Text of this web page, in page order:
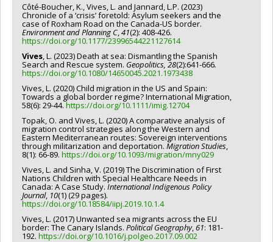
Côté-Boucher, K., Vives, L. and Jannard, L.P. (2023)
Chronicle of a ‘crisis’ foretold: Asylum seekers and the
case of Roxham Road on the Canada-US border.
Environment and Planning C,41(2): 408-426.
https://doi.org/10.1177/23996544221127614
Vives, L. (2023) Death at sea: Dismantling the Spanish
Search and Rescue system. Geopolitics, 28(2):641-666.
https://doi.org/10.1080/14650045.2021.1973438
Vives, L. (2020) Child migration in the US and Spain:
Towards a global border regime? International Migration,
58(6): 29-44.https://doi.org/10.1111/imig.12704
Topak, O. and Vives, L. (2020) A comparative analysis of
migration control strategies along the Western and
Eastern Mediterranean routes: Sovereign interventions
through militarization and deportation. Migration Studies,
8(1): 66-89. https://doi.org/10.1093/migration/mny029
Vives, L. and Sinha, V. (2019) The Discrimination of First
Nations Children with Special Healthcare Needs in
Canada: A Case Study. International Indigenous Policy
Journal, 10(1) (29 pages).
https://doi.org/10.18584/iipj.2019.10.1.4
Vives, L. (2017) Unwanted sea migrants across the EU
border: The Canary Islands. Political Geography,61: 181-
192. https://doi.org/10.1016/j.polgeo.2017.09.002